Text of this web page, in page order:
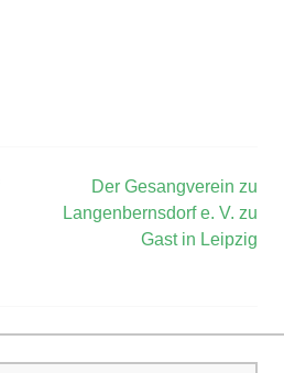
Der Gesangverein zu
Langenbernsdorf e. V. zu
Gast in Leipzig